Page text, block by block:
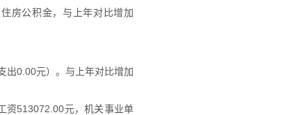
房公积金，与上年对比增加
出0.00元）。与上年对比增加
资513072.00元，机关事业单